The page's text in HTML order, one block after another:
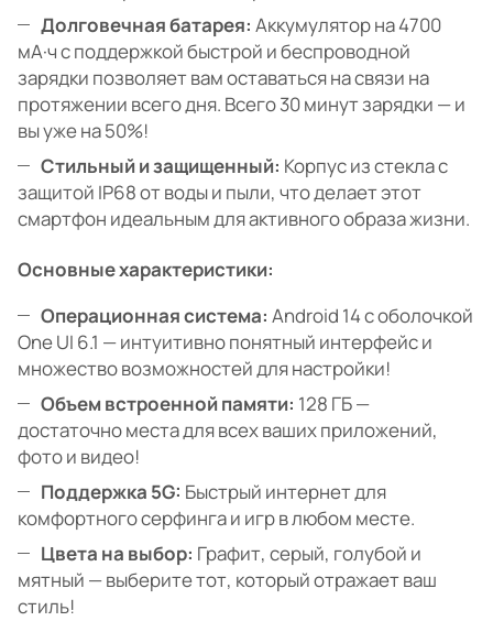
Долговечная батарея: Аккумулятор на 4700
мА·ч с поддержкой быстрой и беспроводной
зарядки позволяет вам оставаться на связи на
протяжении всего дня. Всего 30 минут зарядки — и
вы уже на 50%!
Стильный и защищенный: Корпус из стекла с
защитой IP68 от воды и пыли, что делает этот
смартфон идеальным для активного образа жизни.
Основные характеристики:
Операционная система: Android 14 с оболочкой
One UI 6.1 — интуитивно понятный интерфейс и
множество возможностей для настройки!
Объем встроенной памяти: 128 ГБ —
достаточно места для всех ваших приложений,
фото и видео!
Поддержка 5G: Быстрый интернет для
комфортного серфинга и игр в любом месте.
Цвета на выбор: Графит, серый, голубой и
мятный — выберите тот, который отражает ваш
стиль!